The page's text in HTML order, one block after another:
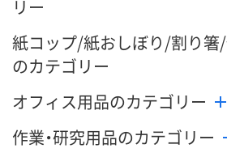
リー
紙コップ/紙おしぼり/割り箸
のカテゴリー
オフィス用品のカテゴリー
作業・研究用品のカテゴリー